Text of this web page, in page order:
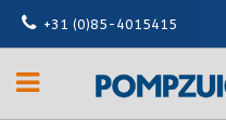
+31 (0)85-4015415